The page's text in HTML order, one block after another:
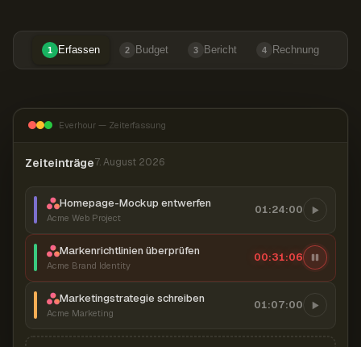
1 Erfassen 2 Budget 3 Bericht 4 Rechnung
Everhour — Zeiterfassung
Zeiteinträge7. August 2026
Homepage-Mockup entwerfen
Acme Web Project
01:24:00
Markenrichtlinien überprüfen
Acme Brand Identity
00:31:07
Marketingstrategie schreiben
Acme Marketing
01:07:00